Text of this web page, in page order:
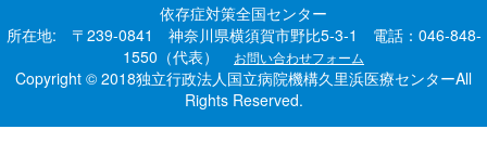
依存症対策全国センター
所在地: 〒239-0841 神奈川県横須賀市野比5-3-1 電話：046-848-
1550（代表）
お問い合わせフォーム
Copyright © 2018独立行政法人国立病院機構久里浜医療センターAll
Rights Reserved.